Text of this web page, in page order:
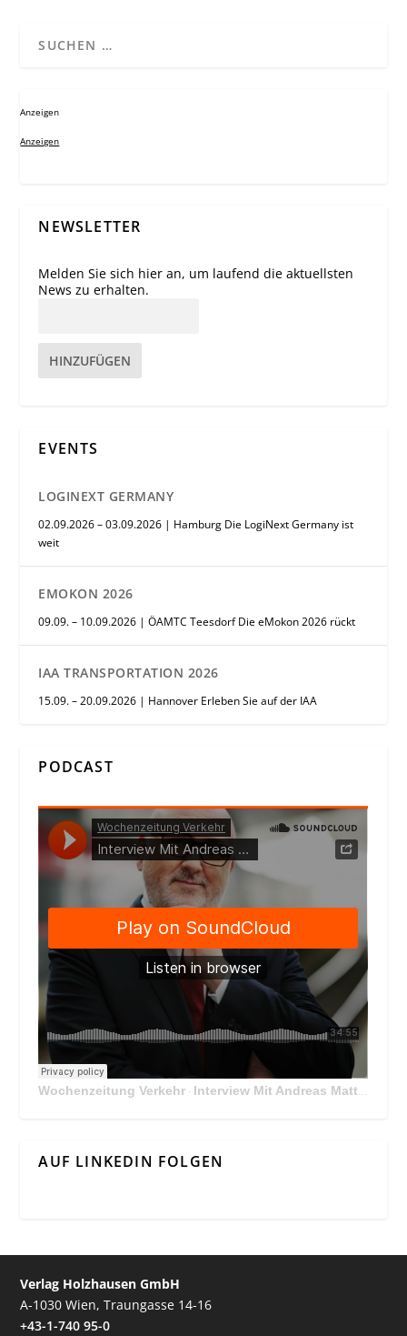
Anzeigen
Anzeigen
NEWSLETTER
Melden Sie sich hier an, um laufend die aktuellsten
News zu erhalten.
HINZUFÜGEN
EVENTS
LOGINEXT GERMANY
02.09.2026 – 03.09.2026 | Hamburg Die LogiNext Germany ist
weit
EMOKON 2026
09.09. – 10.09.2026 | ÖAMTC Teesdorf Die eMokon 2026 rückt
IAA TRANSPORTATION 2026
15.09. – 20.09.2026 | Hannover Erleben Sie auf der IAA
PODCAST
Wochenzeitung Verkehr · Interview Mit Andreas Matthä, CEO der ÖBB Holding
AUF LINKEDIN FOLGEN
Verlag Holzhausen GmbH
A-1030 Wien, Traungasse 14-16
+43-1-740 95-0